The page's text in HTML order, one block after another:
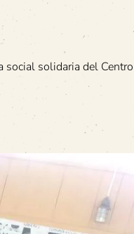
social solidaria del Centro